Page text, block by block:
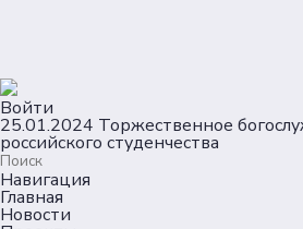
Войти
25.01.2024 Торжественное
российского студенчества
Навигация
Главная
Новости